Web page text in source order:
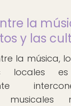
la
y las
la música,
locales